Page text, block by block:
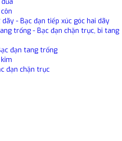
- Bạc đạn tiếp xúc góc hai dãy
trống - Bạc đạn chặn trục, bi tang
đạn tang trống
đạn chặn trục